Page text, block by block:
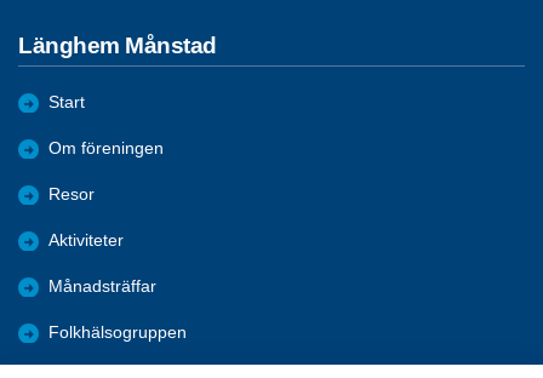
Länghem Månstad
Start
Om föreningen
Resor
Aktiviteter
Månadsträffar
Folkhälsogruppen